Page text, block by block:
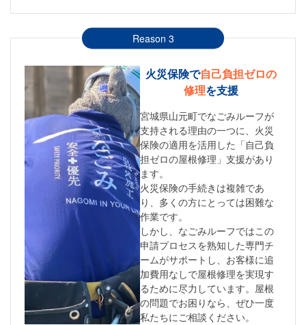
Reason 3
火災保険で自己負担ゼロの
修理を支援
宮城県山元町でなごみルーフが
支持される理由の一つに、火災
保険の適用を活用した「自己負
担ゼロの屋根修理」支援があり
ます。
火災保険の手続きは複雑であ
り、多くの方にとっては困難な
作業です。
しかし、なごみルーフではこの
申請プロセスを熟知した専門チ
ームがサポートし、お客様に追
加費用なしで屋根修理を実現す
るために尽力しています。屋根
の問題でお困りなら、ぜひ一度
私たちにご相談ください。